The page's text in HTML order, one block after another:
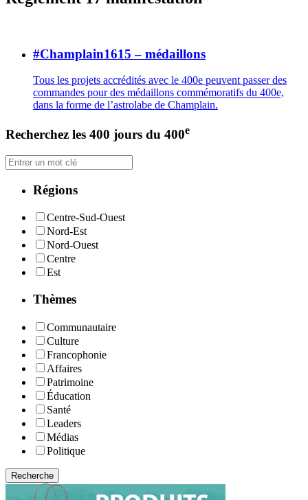
#Champlain1615 – médaillons
Tous les projets accrédités avec le 400e peuvent passer des
commandes pour des médaillons commémoratifs du 400e,
dans la forme de l’astrolabe de Champlain.
Recherchez les 400 jours du 400e
Régions
Centre-Sud-Ouest
Nord-Est
Nord-Ouest
Centre
Est
Thèmes
Communautaire
Culture
Francophonie
Affaires
Patrimoine
Éducation
Santé
Leaders
Médias
Politique